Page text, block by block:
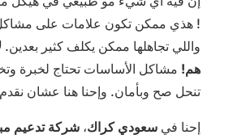
! هذي ممكن تكون علامات على
واللي تجاهلها ممكن يكلف كثير بعدين.
هم! مشاكل الأساسات تحتاج لخبرة
تنحل صح وبأمان. وإحنا هنا عشان
إحنا في سعودي كراك، شركة تدعيم